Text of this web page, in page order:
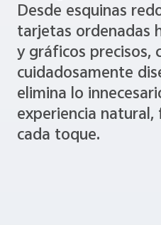
Desde esquinas
tarjetas ordenadas
y gráficos precisos,
cuidadosamente
elimina lo
experiencia
cada toque.